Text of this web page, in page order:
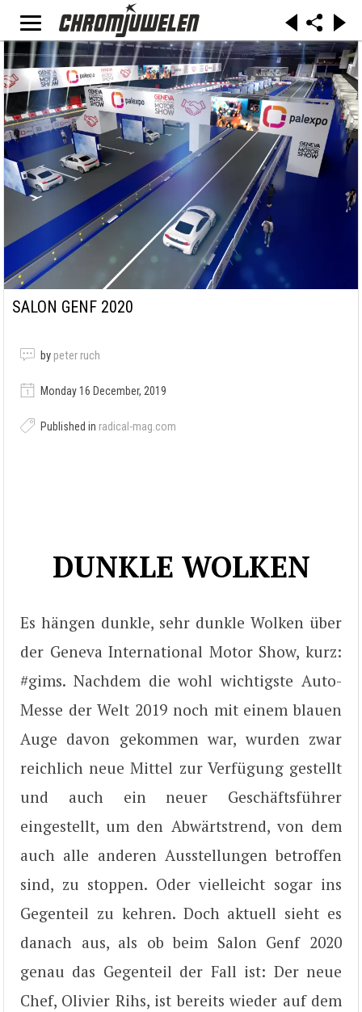
SALON GENF 2020
by peter ruch
Monday 16 December, 2019
Published in radical-mag.com
DUNKLE WOLKEN
Es hängen dunkle, sehr dunkle Wolken über
der Geneva International Motor Show, kurz:
#gims. Nachdem die wohl wichtigste Auto-
Messe der Welt 2019 noch mit einem blauen
Auge davon gekommen war, wurden zwar
reichlich neue Mittel zur Verfügung gestellt
und auch ein neuer Geschäftsführer
eingestellt, um den Abwärtstrend, von dem
auch alle anderen Ausstellungen betroffen
sind, zu stoppen. Oder vielleicht sogar ins
Gegenteil zu kehren. Doch aktuell sieht es
danach aus, als ob beim Salon Genf 2020
genau das Gegenteil der Fall ist: Der neue
Chef, Olivier Rihs, ist bereits wieder auf dem